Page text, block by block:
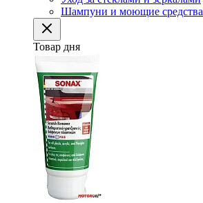
Шампуни и моющие средства
Товар дня